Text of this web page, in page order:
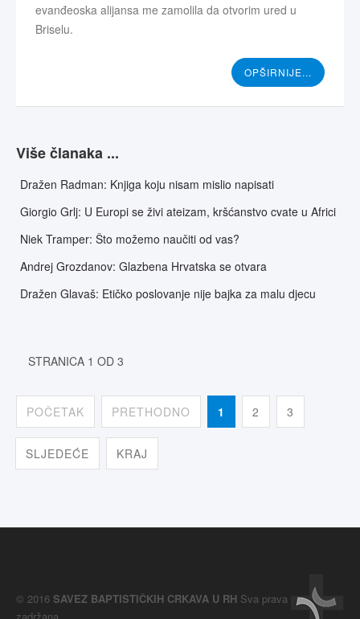
evanđeoska alijansa me zamolila da otvorim ured u
Briselu.
OPŠIRNIJE...
Više članaka ...
Dražen Radman: Knjiga koju nisam mislio napisati
Giorgio Grlj: U Europi se živi ateizam, kršćanstvo cvate u Africi
Niek Tramper: Što možemo naučiti od vas?
Andrej Grozdanov: Glazbena Hrvatska se otvara
Dražen Glavaš: Etičko poslovanje nije bajka za malu djecu
STRANICA 1 OD 3
POČETAK PRETHODNO 1 2 3
SLJEDEĆE KRAJ
© 2016 SAVEZ BAPTISTIČKIH CRKAVA U RH Sva prava